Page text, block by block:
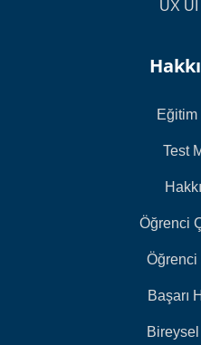
UX
Eğitim
Test
Öğrenci
Öğrenci
Başarı